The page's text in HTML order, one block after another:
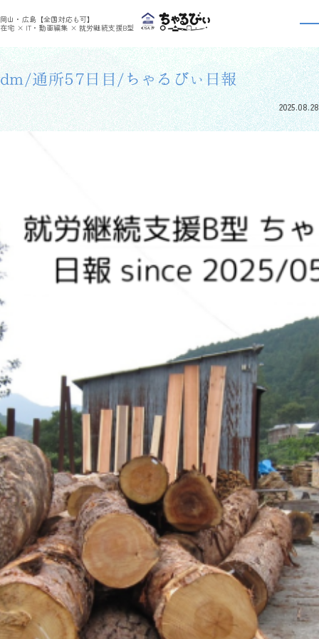
岡山・広島【全国対応も可】
在宅 × IT・動画編集 × 就労継続支援B型
利用者さんの日報 >
利用者さんの日報
dm/通所57日目/ちゃるびぃ日報
2025.08.28